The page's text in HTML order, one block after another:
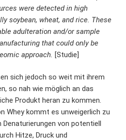
were detected in high
soybean, wheat, and rice. These
adulteration and/or sample
that could only be
approach. [Studie]
sich jedoch so weit mit ihrem
so nah wie möglich an das
Produkt heran zu kommen.
Whey kommt es unweigerlich zu
Denaturierungen von potentiell
Hitze, Druck und